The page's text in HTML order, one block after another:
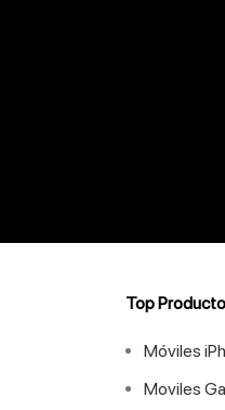
Top
Móviles
Moviles